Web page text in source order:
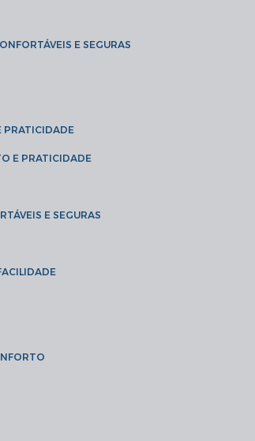
E SEGURAS
PRATICIDADE
E PRATICIDADE
E SEGURAS